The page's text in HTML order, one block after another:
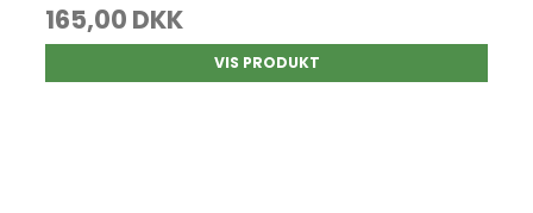
165,00 DKK
VIS PRODUKT